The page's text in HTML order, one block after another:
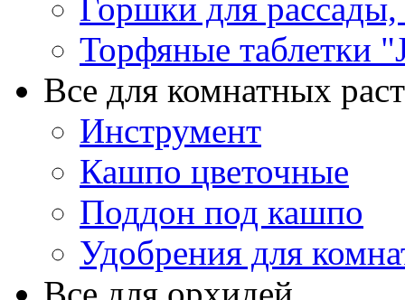
Горшки для рассады,
Торфяные таблетки
Все для комнатных
Инструмент
Кашпо цветочные
Поддон под кашпо
Удобрения для